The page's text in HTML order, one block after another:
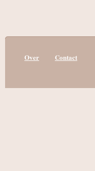
Over Contact